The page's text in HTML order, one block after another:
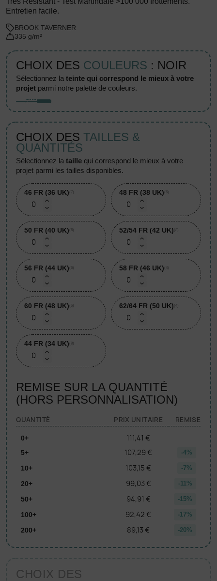
Entretien facile.
BROOK TAVERNER
335 g/m²
CHOIX DES COULEURS : NOIR
sélectionnez lateinte qui correspond le mieux à votre
projet parmi notre palette de couleurs.
CHOIX DES TAILLES &
QUANTITÉS
sélectionnez lataille qui correspond le mieux à votre
projet parmi les tailles disponibles.
46 FR (36 UK) (7) 48 FR (38 UK) (6)
50 FR (40 UK) (6) 52/54 FR (42 UK) (8)
56 FR (44 UK) (6) 58 FR (46 UK) (4)
60 FR (48 UK) (6) 62/64 FR (50 UK) (4)
44 FR (34 UK) (8)
REMISE SUR LA QUANTITÉ
(HORS PERSONNALISATION)
QUANTITÉ PRIX UNITAIRE REMISE
0+ 111,41 €
5+ 107,29 € -4%
10+ 103,15 € -7%
20+ 99,03 € -11%
50+ 94,91 € -15%
100+ 92,42 € -17%
200+ 89,13 € -20%
CHOIX DES